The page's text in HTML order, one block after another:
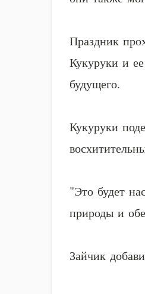
Праздник
Кукуруки и
будущего.
Кукуруки
"Это будет
природы и
Зайчик